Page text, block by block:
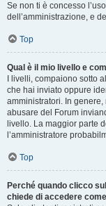
Se non ti è concesso
dell’amministrazione, e
Top
Qual è il mio livello e
I livelli, compaiono sotto
che hai inviato oppure
amministratori. In
abusare del Forum
livello. La maggior parte
l’amministratore
Top
Perché quando clicco
chiede di accedere